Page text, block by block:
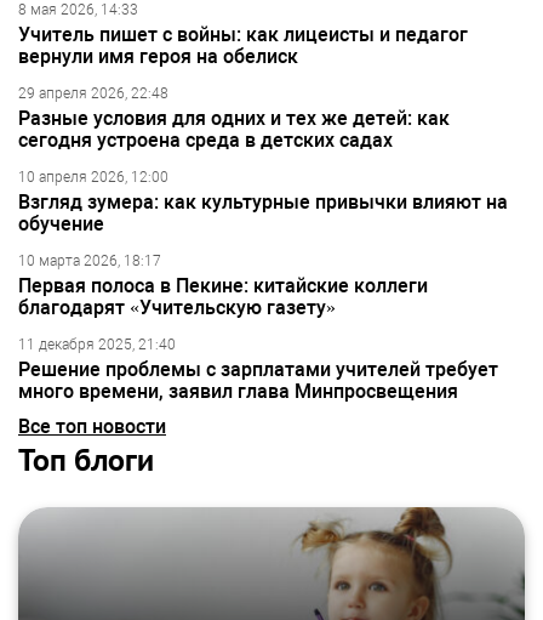
8 мая 2026, 14:33
Учитель пишет с войны: как лицеисты и педагог
вернули имя героя на обелиск
29 апреля 2026, 22:48
Разные условия для одних и тех же детей: как
сегодня устроена среда в детских садах
10 апреля 2026, 12:00
Взгляд зумера: как культурные привычки влияют на
обучение
10 марта 2026, 18:17
Первая полоса в Пекине: китайские коллеги
благодарят «Учительскую газету»
11 декабря 2025, 21:40
Решение проблемы с зарплатами учителей требует
много времени, заявил глава Минпросвещения
Все топ новости
Топ блоги